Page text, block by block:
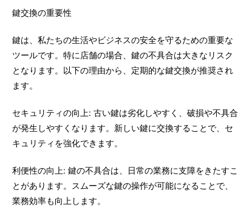
鍵交換の重要性
鍵は、私たちの生活やビジネスの安全を守るための重要な
ツールです。特に店舗の場合、鍵の不具合は大きなリスク
となります。以下の理由から、定期的な鍵交換が推奨され
ます。
セキュリティの向上: 古い鍵は劣化しやすく、破損や不具合
が発生しやすくなります。新しい鍵に交換することで、セ
キュリティを強化できます。
利便性の向上: 鍵の不具合は、日常の業務に支障をきたすこ
とがあります。スムーズな鍵の操作が可能になることで、
業務効率も向上します。